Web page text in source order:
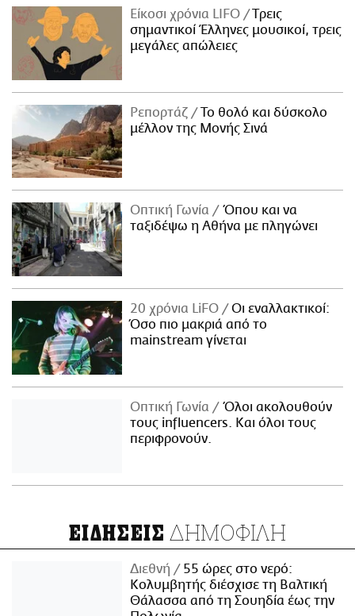
Είκοσι χρόνια LIFO
Tρεις
σημαντικοί Έλληνες μουσικοί, τρεις
μεγάλες απώλειες
Ρεπορτάζ
Το θολό και δύσκολο
μέλλον της Μονής Σινά
Οπτική Γωνία
Όπου και να
ταξιδέψω η Αθήνα με πληγώνει
20 χρόνια LiFO
Οι εναλλακτικοί:
Όσο πιο μακριά από το
mainstream γίνεται
Οπτική Γωνία
Όλοι ακολουθούν
τους influencers. Και όλοι τους
περιφρονούν.
ΕΙΔΗΣΕΙΣ ΔΗΜΟΦΙΛΗ
Διεθνή
55 ώρες στο νερό:
Κολυμβητής διέσχισε τη Βαλτική
Θάλασσα από τη Σουηδία έως την